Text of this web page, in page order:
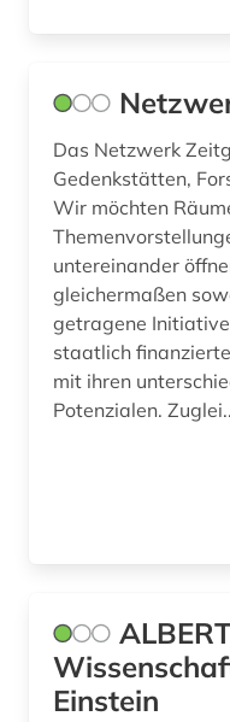
Das Netzwerk
Gedenkstätten,
Wir möchten
untereinander
gleichermaßen
getragene
staatlich
mit ihren
Potenzialen.
Einstein